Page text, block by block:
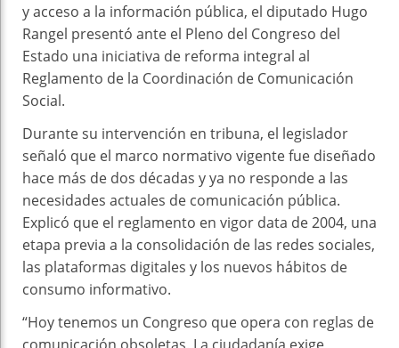
y acceso a la información pública, el diputado Hugo
Rangel presentó ante el Pleno del Congreso del
Estado una iniciativa de reforma integral al
Reglamento de la Coordinación de Comunicación
Social.
Durante su intervención en tribuna, el legislador
señaló que el marco normativo vigente fue diseñado
hace más de dos décadas y ya no responde a las
necesidades actuales de comunicación pública.
Explicó que el reglamento en vigor data de 2004, una
etapa previa a la consolidación de las redes sociales,
las plataformas digitales y los nuevos hábitos de
consumo informativo.
“Hoy tenemos un Congreso que opera con reglas de